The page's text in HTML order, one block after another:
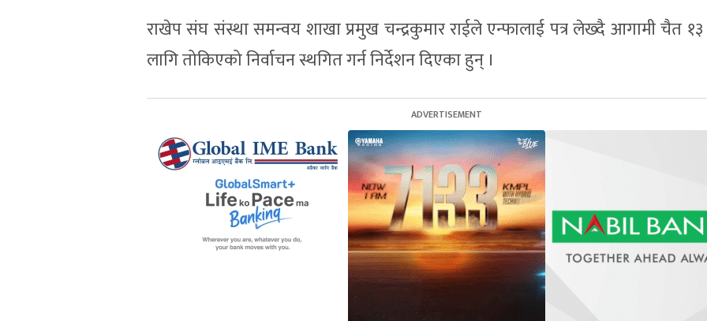
राखेप संघ संस्था समन्वय शाखा प्रमुख चन्द्रकुमार राईले एन्फालाई पत्र लेख्दै आगामी चैत
लागि तोकिएको निर्वाचन स्थगित गर्न निर्देशन दिएका हुन् ।